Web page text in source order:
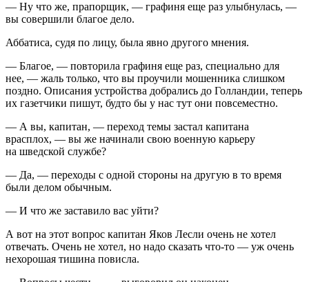
— Ну что же, прапорщик, — графиня еще раз улыбнулась, —
вы совершили благое дело.
Аббатиса, судя по лицу, была явно другого мнения.
— Благое, — повторила графиня еще раз, специально для
нее, — жаль только, что вы проучили мошенника слишком
поздно. Описания устройства добрались до Голландии, теперь
их газетчики пишут, будто бы у нас тут они повсеместно.
— А вы, капитан, — переход темы застал капитана
врасплох, — вы же начинали свою военную карьеру
на шведской службе?
— Да, — переходы с одной стороны на другую в то время
были делом обычным.
— И что же заставило вас уйти?
А вот на этот вопрос капитан Яков Лесли очень не хотел
отвечать. Очень не хотел, но надо сказать что-то — уж очень
нехорошая тишина повисла.